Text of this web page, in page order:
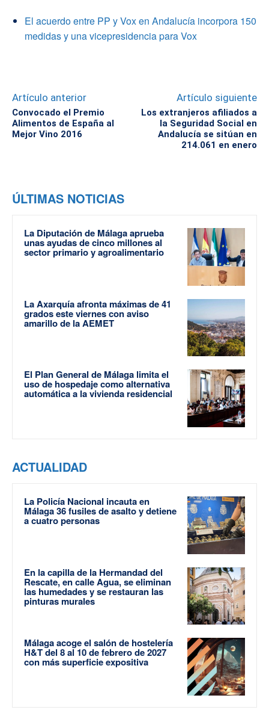
El acuerdo entre PP y Vox en Andalucía incorpora 150
medidas y una vicepresidencia para Vox
Artículo anterior
Convocado el Premio
Alimentos de España al
Mejor Vino 2016
Artículo siguiente
Los extranjeros afiliados a
la Seguridad Social en
Andalucía se sitúan en
214.061 en enero
ÚLTIMAS NOTICIAS
La Diputación de Málaga aprueba
unas ayudas de cinco millones al
sector primario y agroalimentario
La Axarquía afronta máximas de 41
grados este viernes con aviso
amarillo de la AEMET
El Plan General de Málaga limita el
uso de hospedaje como alternativa
automática a la vivienda residencial
ACTUALIDAD
La Policía Nacional incauta en
Málaga 36 fusiles de asalto y detiene
a cuatro personas
En la capilla de la Hermandad del
Rescate, en calle Agua, se eliminan
las humedades y se restauran las
pinturas murales
Málaga acoge el salón de hostelería
H&T del 8 al 10 de febrero de 2027
con más superficie expositiva